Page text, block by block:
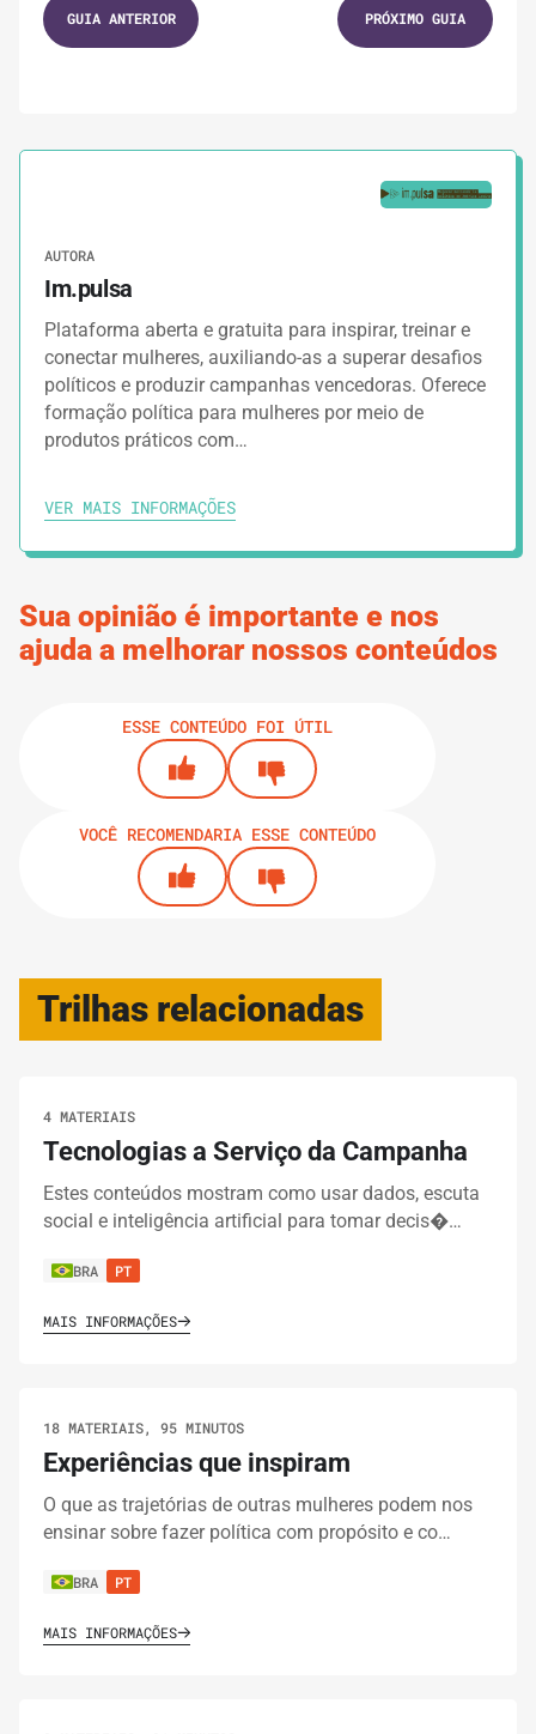
Modelo de Cronograma para sua Campanha
Modelo de equipe para Campanha Eleitoral
3. FERRAMENTAS
Modelo de orçamento de campanha
eleitoral
4. FERRAMENTAS 5 MINUTOS
Modelo de planilha para gestão da sua
5. FERRAMENTAS 2 MINUTOS
Modelo de Registro de Doações
Modelo de Mapeamento de Apoiadoras
Modelo de Formulário para Voluntárias
2 MINUTOS
Voluntárias
Modelo de E-mails para Voluntárias
10. FERRAMENTAS 2 MINUTOS
Modelo de Formulário para Voluntárias –
Avaliação Pós-campanha
11. FERRAMENTAS 20 MINUTOS
Modelo de Análise FOFA
Calendário Eleitoral: Comunicação,
GUIA ANTERIOR PRÓXIMO GUIA
Sua opinião é importante e nos
ajuda a melhorar nossos conteúdos
ESSE CONTEÚDO FOI ÚTIL
VOCÊ RECOMENDARIA ESSE CONTEÚDO
AUTORA
Im.pulsa
Plataforma aberta e gratuita para inspirar, treinar e
conectar mulheres, auxiliando-as a superar desafios
políticos e produzir campanhas vencedoras. Oferece
formação política para mulheres por meio de
produtos práticos com…
VER MAIS INFORMAÇÕES
Trilhas relacionadas
4 MATERIAIS
Tecnologias a Serviço da Campanha
Estes conteúdos mostram como usar dados, escuta
social e inteligência artificial para tomar decis�…
BRA PT
MAIS INFORMAÇÕES
18 MATERIAIS, 95 MINUTOS
Experiências que inspiram
O que as trajetórias de outras mulheres podem nos
ensinar sobre fazer política com propósito e co…
BRA PT
MAIS INFORMAÇÕES